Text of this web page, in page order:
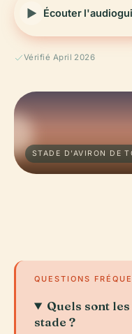
Écouter
Vérifié April 2026
STADE D'AVIRON DE
QUESTIONS
Quels sont
stade ?